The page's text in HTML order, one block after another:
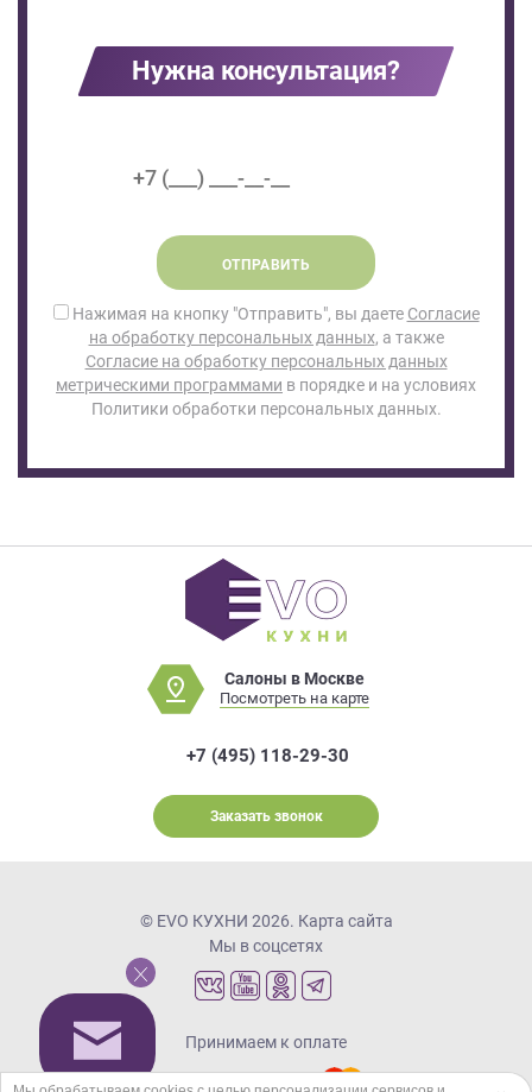
Нужна консультация?
ОТПРАВИТЬ
Нажимая на кнопку "Отправить", вы даете Согласие
на обработку персональных данных, а также
Согласие на обработку персональных данных
метрическими программами в порядке и на условиях
Политики обработки персональных данных.
Салоны в Москве
Посмотреть на карте
+7 (495) 118-29-30
Заказать звонок
© EVO КУХНИ 2026. Карта сайта
Мы в соцсетях
Принимаем к оплате